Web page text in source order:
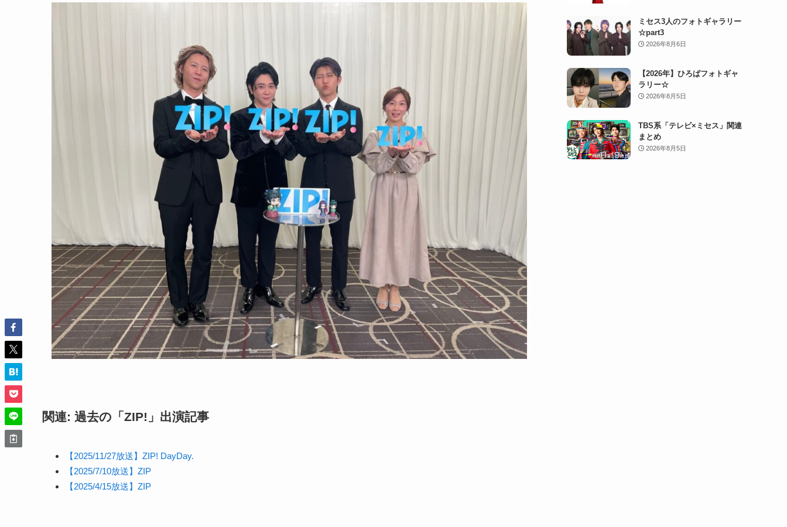
関連: 過去の「ZIP!」出演記事
【2025/11/27放送】ZIP! DayDay.
【2025/7/10放送】ZIP
【2025/4/15放送】ZIP
ミセス3人のフォトギャラリー
☆part3
2026年8月6日
【2026年】ひろぱフォトギャ
ラリー☆
2026年8月5日
TBS系「テレビ×ミセス」関連
まとめ
2026年8月5日